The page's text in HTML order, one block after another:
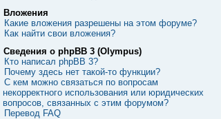
Вложения
Какие вложения разрешены на этом форуме?
Как найти свои вложения?
Сведения о phpBB 3 (Olympus)
Кто написал phpBB 3?
Почему здесь нет такой-то функции?
С кем можно связаться по вопросам
некорректного использования или юридических
вопросов, связанных с этим форумом?
Перевод FAQ